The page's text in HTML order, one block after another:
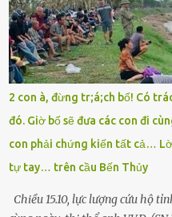
Chú ơi, cháu đi thi, xe hỏng rồi!
giúp cháu với, cháu không có
thì tăng ga tránh xa như né một
như một kẻ mất trí. Vô ích.
tôi chỉ có một lựa chọn duy
rút tờ giấy báo dự thi nhét túi
Chạy không ngừng. Qua ngã...
2 con à, đừng tr;á;ch bố! Có
đó. Giờ bố sẽ đưa các con đi
con phải chứng kiến tất cả…
tự tay… trên cầu Bến Thủy
Chiều 15.10, lực lượng cứu hộ